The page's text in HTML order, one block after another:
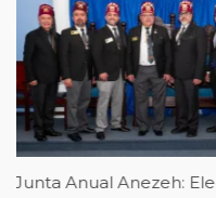
HÉROE – La canción